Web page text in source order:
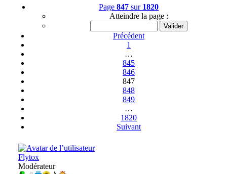
Page 847 sur 1820
Atteindre la page :
Précédent
1
…
845
846
847
848
849
…
1820
Suivant
Flytox
Modérateur